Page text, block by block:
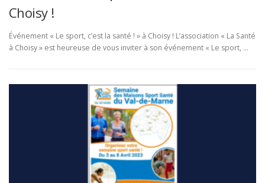
Choisy !
Événement « Le sport, c’est la santé ! » à Choisy ! L’association « La Santé
à Choisy » est heureuse de vous inviter à son événement « Le sport, …